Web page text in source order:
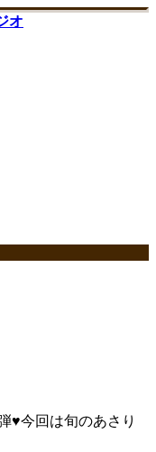
♥今回は旬のあさり